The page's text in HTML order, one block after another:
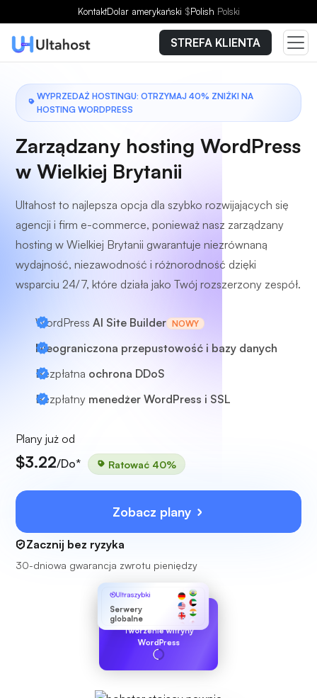
KontaktDolar amerykański $Polish Polski
STREFA KLIENTA
WYPRZEDAŻ HOSTINGU: OTRZYMAJ 40% ZNIŻKI NA
HOSTING WORDPRESS
Zarządzany hosting WordPress
w Wielkiej Brytanii
Ultahost to najlepsza opcja dla szybko rozwijających się
agencji i firm e-commerce, ponieważ nasz zarządzany
hosting w Wielkiej Brytanii gwarantuje niezrównaną
wydajność, niezawodność i różnorodność dzięki
wsparciu 24/7, które działa jako Twój rozszerzony zespół.
WordPress AI Site Builder NOWY
Nieograniczona przepustowość i bazy danych
Bezpłatna ochrona DDoS
Bezpłatny menedżer WordPress i SSL
Plany już od
$3.22/Do* Ratować 40%
Zobacz plany
Zacznij bez ryzyka
30-dniowa gwarancja zwrotu pieniędzy
Ultraszybki
Serwery
globalne
Tworzenie witryny
WordPress